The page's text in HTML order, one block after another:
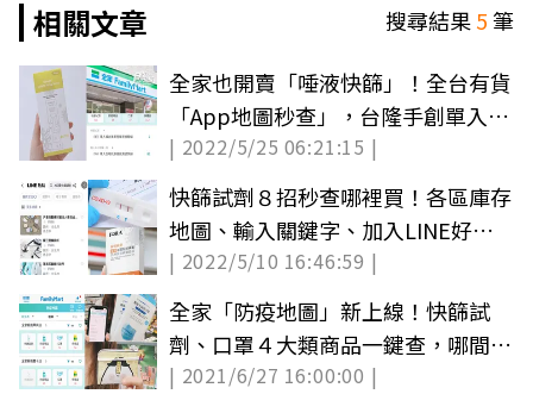
相關文章
搜尋結果5筆
全家也開賣「唾液快篩」！全台有貨
「App地圖秒查」，台隆手創單入、
組合都有
| 2022/5/25 06:21:15 |
快篩試劑８招秒查哪裡買！各區庫存
地圖、輸入關鍵字、加入LINE好友
都能看
| 2022/5/10 16:46:59 |
全家「防疫地圖」新上線！快篩試
劑、口罩４大類商品一鍵查，哪間門
市有、數量多少秒懂
| 2021/6/27 16:00:00 |